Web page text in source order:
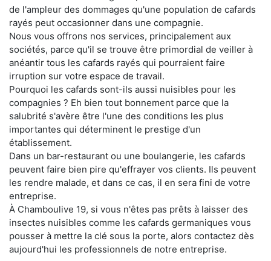
de l'ampleur des dommages qu'une population de cafards
rayés peut occasionner dans une compagnie.
Nous vous offrons nos services, principalement aux
sociétés, parce qu'il se trouve être primordial de veiller à
anéantir tous les cafards rayés qui pourraient faire
irruption sur votre espace de travail.
Pourquoi les cafards sont-ils aussi nuisibles pour les
compagnies ? Eh bien tout bonnement parce que la
salubrité s'avère être l'une des conditions les plus
importantes qui déterminent le prestige d'un
établissement.
Dans un bar-restaurant ou une boulangerie, les cafards
peuvent faire bien pire qu'effrayer vos clients. Ils peuvent
les rendre malade, et dans ce cas, il en sera fini de votre
entreprise.
À Chamboulive 19, si vous n'êtes pas prêts à laisser des
insectes nuisibles comme les cafards germaniques vous
pousser à mettre la clé sous la porte, alors contactez dès
aujourd'hui les professionnels de notre entreprise.